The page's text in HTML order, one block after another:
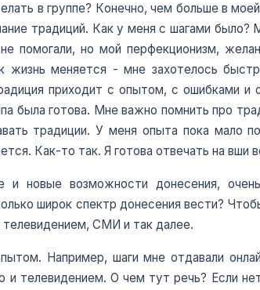
в группе? Конечно, чем больше в
традиций. Как у меня с шагами
помогали, но мой перфекционизм,
жизнь меняется - мне захотелось
приходит с опытом, с ошибками и
была готова. Мне важно помнить про
традиции. У меня опыта пока мало
Как-то так. Я готова отвечать на вши
новые возможности донесения,
широк спектр донесения вести?
телевидением, СМИ и так далее.
Например, шаги мне отдавали
телевидением. О чем тут речь? Если